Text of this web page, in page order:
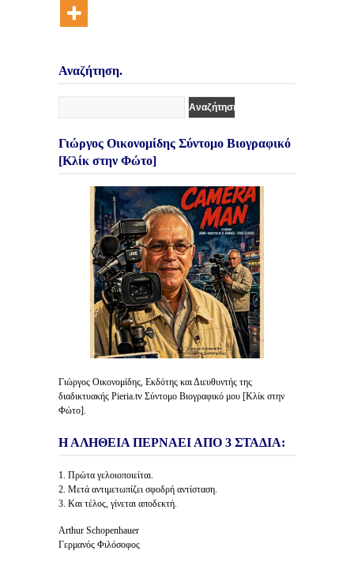
Αναζήτηση.
Γιώργος Οικονομίδης Σύντομο Βιογραφικό
[Κλίκ στην Φώτο]
Γιώργος Οικονομίδης, Εκδότης και Διευθυντής της
διαδικτυακής Pieria.tv Σύντομο Βιογραφικό μου [Κλίκ στην
Φώτο].
Η ΑΛΗΘΕΙΑ ΠΕΡΝΑΕΙ ΑΠΟ 3 ΣΤΑΔΙΑ:
1. Πρώτα γελοιοποιείται.
2. Μετά αντιμετωπίζει σφοδρή αντίσταση.
3. Και τέλος, γίνεται αποδεκτή.
Arthur Schopenhauer
Γερμανός Φιλόσοφος